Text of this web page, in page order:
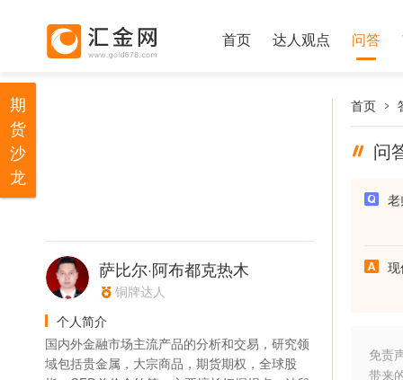
首页 达人观点 问答
萨比尔·阿布都克热木
铜牌达人
个人简介
国内外金融市场主流产品的分析和交易，研究领
域包括贵金属，大宗商品，期货期权，全球股
首页
问
免责
带来
期
货
沙
龙